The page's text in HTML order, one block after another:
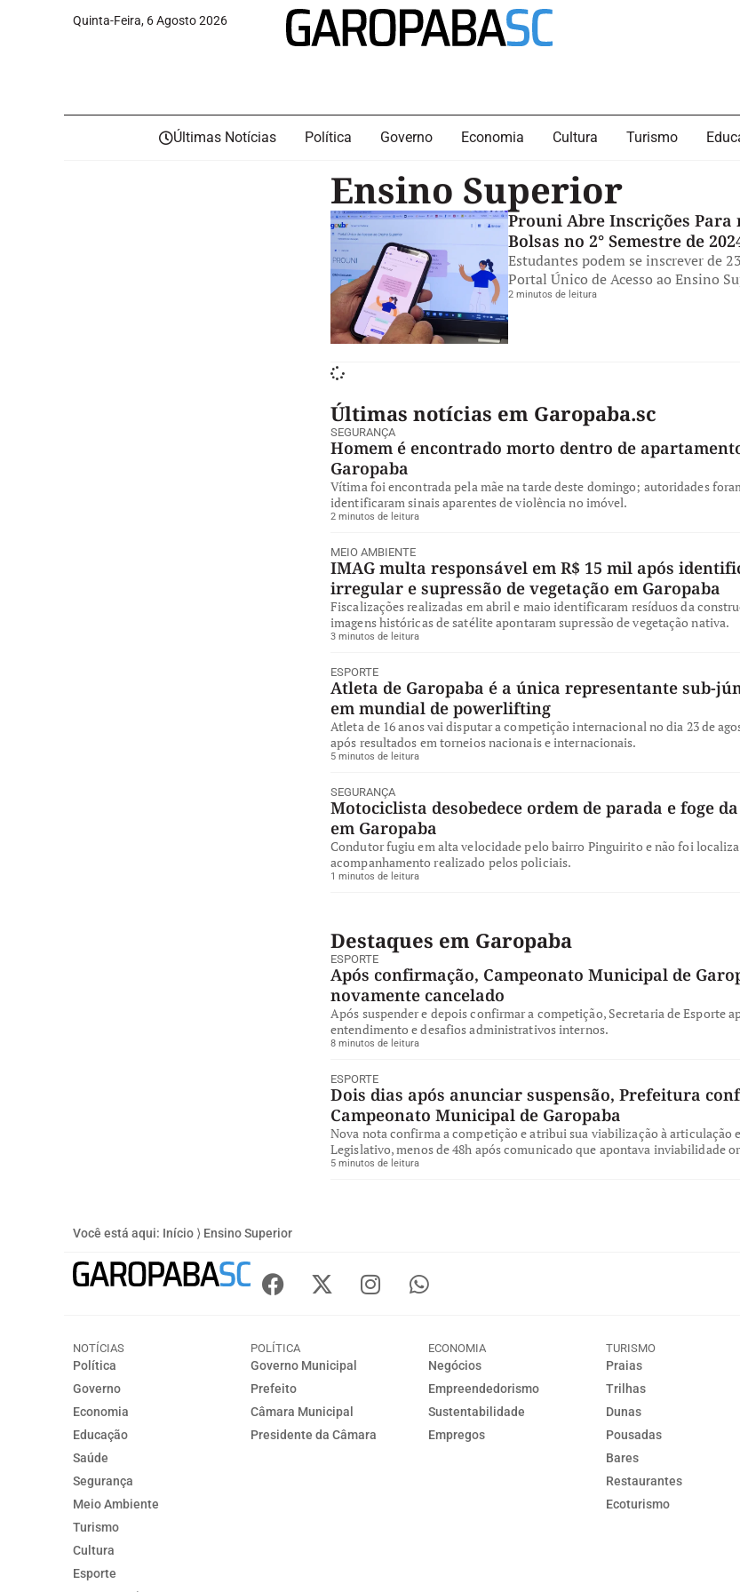
Quinta-Feira, 6 Agosto 2026
Últimas Notícias Política Governo Economia Cultura Turismo
Ensino Superior
Prouni Abre Inscrições Para
Bolsas no 2° Semestre de
Estudantes podem se inscrever de
Portal Único de Acesso ao Ensino
2 minutos de leitura
Últimas notícias em Garopaba.sc
SEGURANÇA
Homem é encontrado morto dentro de
Garopaba
Vítima foi encontrada pela mãe na tarde deste domingo; autoridades
identificaram sinais aparentes de violência no imóvel.
2 minutos de leitura
MEIO AMBIENTE
IMAG multa responsável em R$ 15 mil após
irregular e supressão de vegetação em Garopaba
Fiscalizações realizadas em abril e maio identificaram resíduos da
imagens históricas de satélite apontaram supressão de vegetação nativa.
3 minutos de leitura
ESPORTE
Atleta de Garopaba é a única representante sub-
em mundial de powerlifting
Atleta de 16 anos vai disputar a competição internacional no dia 23 de
após resultados em torneios nacionais e internacionais.
5 minutos de leitura
SEGURANÇA
Motociclista desobedece ordem de parada e foge
em Garopaba
Condutor fugiu em alta velocidade pelo bairro Pinguirito e não foi
acompanhamento realizado pelos policiais.
1 minutos de leitura
Destaques em Garopaba
ESPORTE
Após confirmação, Campeonato Municipal de
novamente cancelado
Após suspender e depois confirmar a competição, Secretaria de Esporte
entendimento e desafios administrativos internos.
8 minutos de leitura
ESPORTE
Dois dias após anunciar suspensão, Prefeitura
Campeonato Municipal de Garopaba
Nova nota confirma a competição e atribui sua viabilização à articulação
Legislativo, menos de 48h após comunicado que apontava inviabilidade
5 minutos de leitura
Você está aqui: Início ⟩ Ensino Superior
NOTÍCIAS
Política
Governo
Economia
Educação
Saúde
Segurança
Meio Ambiente
Turismo
Cultura
Esporte
POLÍTICA
Governo Municipal
Prefeito
Câmara Municipal
Presidente da Câmara
ECONOMIA
Negócios
Empreendedorismo
Sustentabilidade
Empregos
TURISMO
Praias
Trilhas
Dunas
Pousadas
Bares
Restaurantes
Ecoturismo